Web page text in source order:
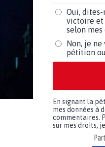
Oui,
victoire et
selon
Non, je
pétition
En signant la
mes données à
commentaires.
sur mes droits,